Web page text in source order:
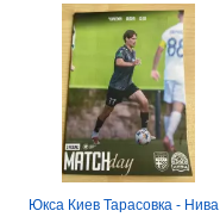
Юкса Киев Тарасовка - Нива